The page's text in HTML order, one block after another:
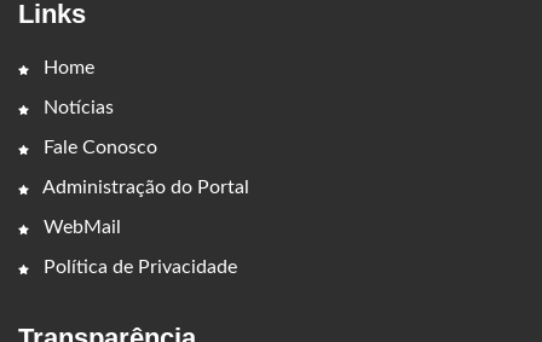
Links
Home
Notícias
Fale Conosco
Administração do Portal
WebMail
Política de Privacidade